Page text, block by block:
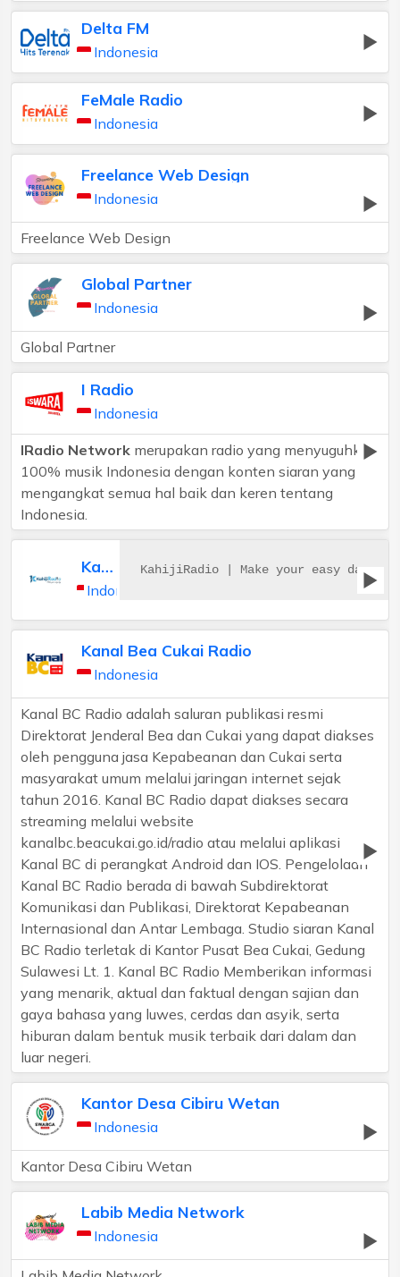
Delta FM
Indonesia
FeMale Radio
Indonesia
Freelance Web Design
Indonesia
Freelance Web Design
Global Partner
Indonesia
Global Partner
I Radio
Indonesia
IRadio Network merupakan radio yang menyuguhkan
100% musik Indonesia dengan konten siaran yang
mengangkat semua hal baik dan keren tentang
Indonesia.
Kahiji Radio
Indonesia
KahijiRadio | Make your easy day
Kanal Bea Cukai Radio
Indonesia
Kanal BC Radio adalah saluran publikasi resmi
Direktorat Jenderal Bea dan Cukai yang dapat diakses
oleh pengguna jasa Kepabeanan dan Cukai serta
masyarakat umum melalui jaringan internet sejak
tahun 2016. Kanal BC Radio dapat diakses secara
streaming melalui website
kanalbc.beacukai.go.id/radio atau melalui aplikasi
Kanal BC di perangkat Android dan IOS. Pengelolaan
Kanal BC Radio berada di bawah Subdirektorat
Komunikasi dan Publikasi, Direktorat Kepabeanan
Internasional dan Antar Lembaga. Studio siaran Kanal
BC Radio terletak di Kantor Pusat Bea Cukai, Gedung
Sulawesi Lt. 1. Kanal BC Radio Memberikan informasi
yang menarik, aktual dan faktual dengan sajian dan
gaya bahasa yang luwes, cerdas dan asyik, serta
hiburan dalam bentuk musik terbaik dari dalam dan
luar negeri.
Kantor Desa Cibiru Wetan
Indonesia
Kantor Desa Cibiru Wetan
Labib Media Network
Indonesia